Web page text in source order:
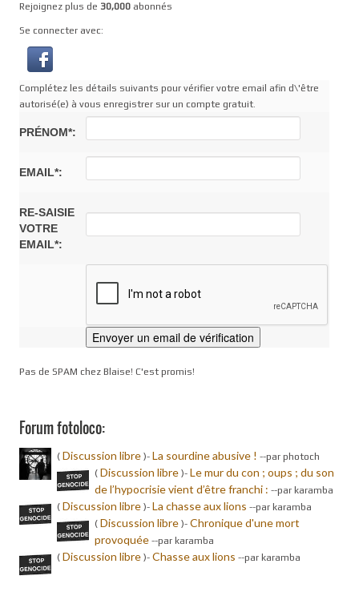
Rejoignez plus de 30,000 abonnés
Se connecter avec:
Complétez les détails suivants pour vérifier votre email afin d\'être
autorisé(e) à vous enregistrer sur un compte gratuit.
PRÉNOM*:
EMAIL*:
RE-SAISIE
VOTRE
EMAIL*:
Pas de SPAM chez Blaise! C'est promis!
Forum fotoloco:
( Discussion libre )- La sourdine abusive ! --par photoch
( Discussion libre )- Le mur du con ; oups ; du son
de l’hypocrisie vient d’être franchi : --par karamba
( Discussion libre )- La chasse aux lions --par karamba
( Discussion libre )- Chronique d'une mort
provoquée --par karamba
( Discussion libre )- Chasse aux lions --par karamba